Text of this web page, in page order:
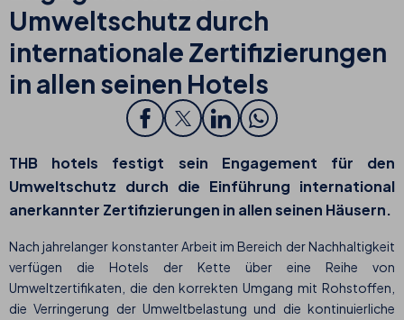
Umweltschutz durch
internationale Zertifizierungen
in allen seinen Hotels
THB hotels festigt sein Engagement für den
Umweltschutz durch die Einführung international
anerkannter Zertifizierungen in allen seinen Häusern.
Nach jahrelanger konstanter Arbeit im Bereich der Nachhaltigkeit
verfügen die Hotels der Kette über eine Reihe von
Umweltzertifikaten, die den korrekten Umgang mit Rohstoffen,
die Verringerung der Umweltbelastung und die kontinuierliche